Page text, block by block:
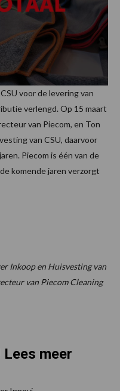
voor de levering van
verlengd. Op 15 maart
van Piecom, en Ton
van CSU, daarvoor
Piecom is één van de
komende jaren verzorgt
Inkoop en Huisvesting van
van Piecom Cleaning
meer